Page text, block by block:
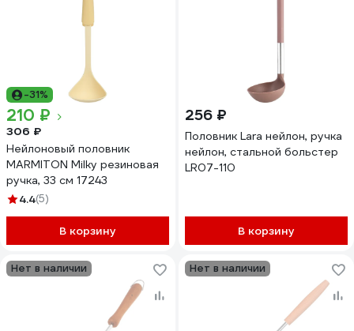
-31%
210 ₽
306 ₽
Нейлоновый половник
MARMITON Milky резиновая
ручка, 33 см 17243
4.4(5)
В корзину
256 ₽
Половник Lara нейлон, ручка
нейлон, стальной больстер
LR07-110
В корзину
Нет в наличии Нет в наличии